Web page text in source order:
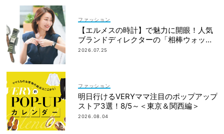
ファッション
【エルメスの時計】で魅力に開眼！人気
ブランドディレクターの「相棒ウォッ
チ」ヒストリー
2026.07.25
ファッション
明日行けるVERYママ注目のポップアップ
ストア3選！8/5～＜東京＆関西編＞
2026.08.04